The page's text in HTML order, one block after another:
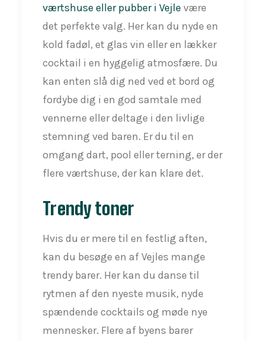
værtshuse eller pubber i Vejle være
det perfekte valg. Her kan du nyde en
kold fadøl, et glas vin eller en lækker
cocktail i en hyggelig atmosfære. Du
kan enten slå dig ned ved et bord og
fordybe dig i en god samtale med
vennerne eller deltage i den livlige
stemning ved baren. Er du til en
omgang dart, pool eller terning, er der
flere værtshuse, der kan klare det.
Trendy toner
Hvis du er mere til en festlig aften,
kan du besøge en af Vejles mange
trendy barer. Her kan du danse til
rytmen af den nyeste musik, nyde
spændende cocktails og møde nye
mennesker. Flere af byens barer